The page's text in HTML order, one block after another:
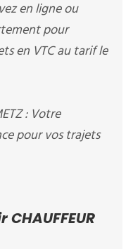
en ligne ou
pour
en VTC au tarif le
: Votre
pour vos trajets